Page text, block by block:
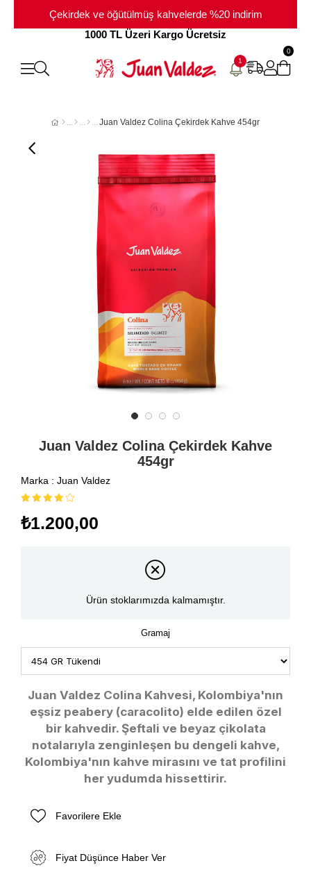
Çekirdek ve öğütülmüş kahvelerde %20 indirim
1000 TL Üzeri Kargo Ücretsiz
1
0
Juan Valdez Colina Çekirdek Kahve 454gr
Juan Valdez Colina Çekirdek Kahve
454gr
Marka : Juan Valdez
₺1.200,00
Ürün stoklarımızda kalmamıştır.
Gramaj
Juan Valdez Colina Kahvesi, Kolombiya'nın
eşsiz peabery (caracolito) elde edilen özel
bir kahvedir. Şeftali ve beyaz çikolata
notalarıyla zenginleşen bu dengeli kahve,
Kolombiya'nın kahve mirasını ve tat profilini
her yudumda hissettirir.
Favorilere Ekle
Fiyat Düşünce Haber Ver